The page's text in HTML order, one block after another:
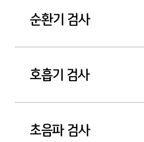
순환기 검사
호흡기 검사
초음파 검사